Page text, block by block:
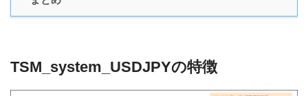
TSM_system_USDJPYの特徴